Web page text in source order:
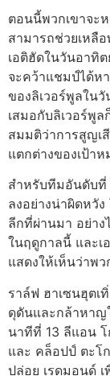
ตอนนี้พวกเขาจะ
สามารถช่วยเหลื
เอติฮัดในวันอาทิ
จะคว้าแชมป์ได้ห
ของลิเวอร์พูลใน
เสมอกับลิเวอร์พู
สมมติว่าการสูญเ
แตกต่างของเป้าห
สำหรับทีมอันดับที่
ลงอย่างน่าผิดหวัง
ลีกที่ผ่านมา อย่า
ในฤดูกาลนี้ และเ
แสดงให้เห็นว่าพ
ราล์ฟ ฮาเซนฮุตเ
ดุดันและกล้าหาญ
นาทีที่ 13 ลีแอน
และ คล็อปป์ ตะโ
ปล่อย เรดมอนด์ เ